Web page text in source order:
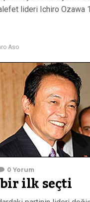
lideri Ichiro Ozawa
Aso
0 Yorum
ilk seçti